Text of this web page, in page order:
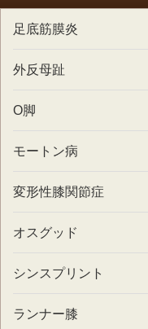
足底筋膜炎
外反母趾
O脚
モートン病
変形性膝関節症
オスグッド
シンスプリント
ランナー膝